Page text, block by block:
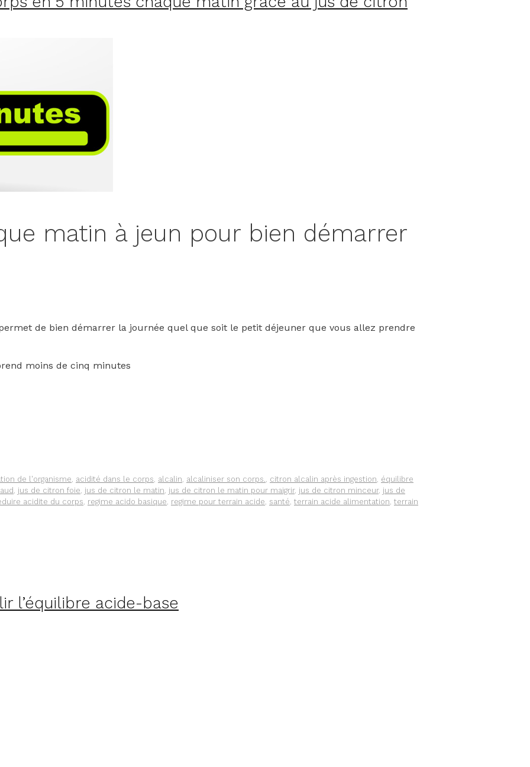
matin à jeun pour bien démarrer
de bien démarrer la journée quel que soit le petit déjeuner que vous allez prendre
moins de cinq minutes
de l'organisme, acidité dans le corps, alcalin, alcaliniser son corps., citron alcalin après ingestion, équilibre
, jus de citron foie, jus de citron le matin, jus de citron le matin pour maigrir, jus de citron minceur, jus de
acidite du corps, regime acido basique, regime pour terrain acide, santé, terrain acide alimentation, terrain
l’équilibre acide-base